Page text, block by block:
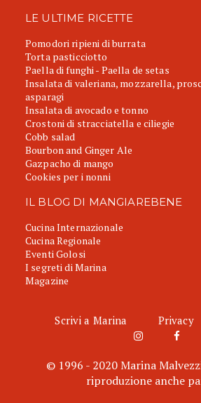
LE ULTIME RICETTE
Pomodori ripieni di burrata
Torta pasticciotto
Paella di funghi - Paella de setas
Insalata di valeriana, mozzarella,
asparagi
Insalata di avocado e tonno
Crostoni di stracciatella e ciliegie
Cobb salad
Bourbon and Ginger Ale
Gazpacho di mango
Cookies per i nonni
IL BLOG DI MANGIAREBENE
Cucina Internazionale
Cucina Regionale
Eventi Golosi
I segreti di Marina
Magazine
Scrivi a Marina Privacy
© 1996 - 2020 Marina
riproduzione anche